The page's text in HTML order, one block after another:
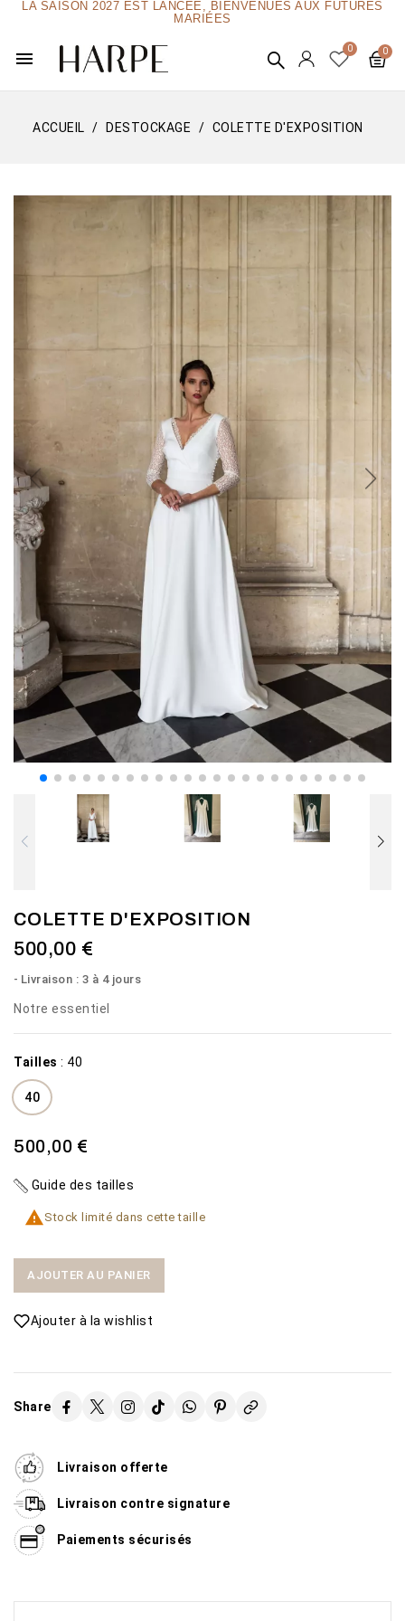
LA SAISON 2027 EST LANCÉE, BIENVENUES AUX FUTURES
MARIÉES
menu
ACCUEIL DESTOCKAGE COLETTE D'EXPOSITION
COLETTE D'EXPOSITION
500,00 €
Livraison : 3 à 4 jours
Notre essentiel
Tailles : 40
40
500,00 €
Guide des tailles
 Stock limité dans cette taille
AJOUTER AU PANIER
Ajouter à la wishlist
Share
Livraison offerte
Livraison contre signature
Paiements sécurisés